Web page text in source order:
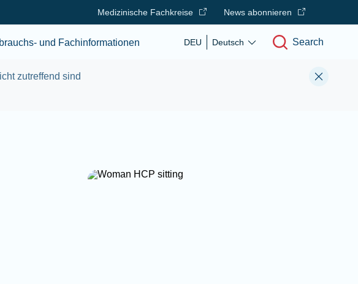
Medizinische Fachkreise News abonnieren
und Fachinformationen DEU Deutsch Search
zutreffend sind